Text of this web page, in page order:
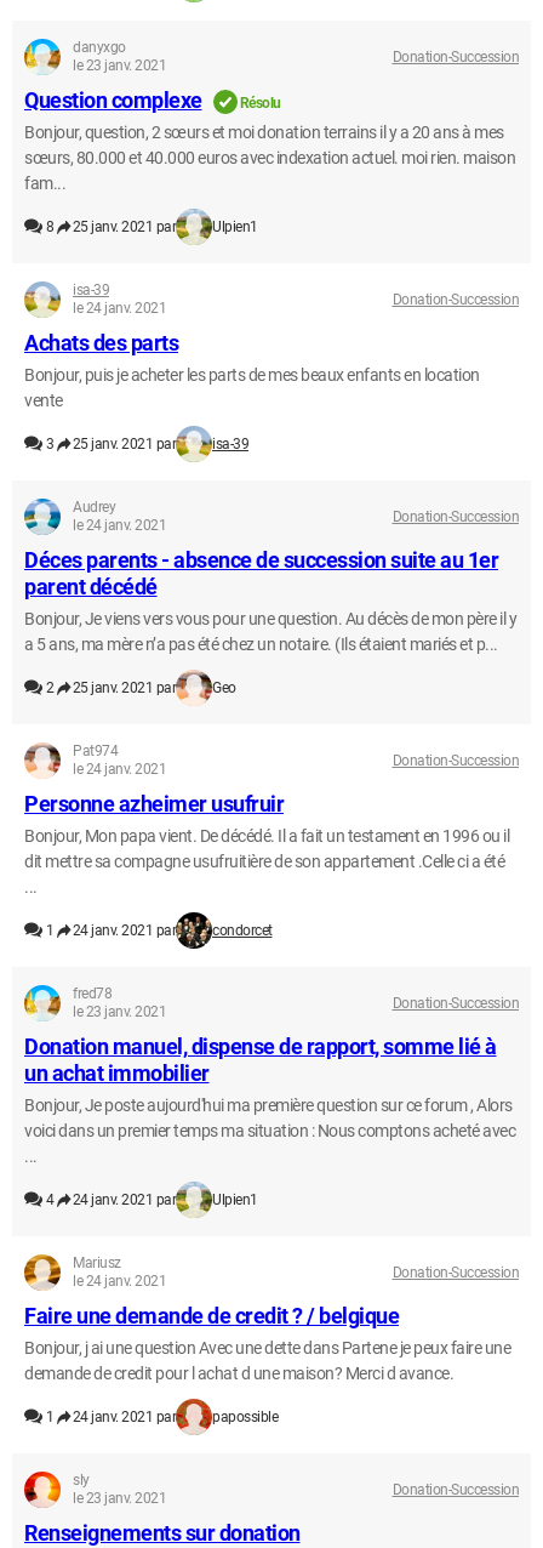
danyxgo
le 23 janv. 2021
Donation-Succession
Question complexe Résolu
Bonjour, question, 2 sœurs et moi donation terrains il y a 20 ans à mes
sœurs, 80.000 et 40.000 euros avec indexation actuel. moi rien. maison
fam...
8 25 janv. 2021 par Ulpien1
isa-39
le 24 janv. 2021
Donation-Succession
Achats des parts
Bonjour, puis je acheter les parts de mes beaux enfants en location
vente
3 25 janv. 2021 par isa-39
Audrey
le 24 janv. 2021
Donation-Succession
Déces parents - absence de succession suite au 1er
parent décédé
Bonjour, Je viens vers vous pour une question. Au décès de mon père il y
a 5 ans, ma mère n’a pas été chez un notaire. (Ils étaient mariés et p...
2 25 janv. 2021 par Geo
Pat974
le 24 janv. 2021
Donation-Succession
Personne azheimer usufruir
Bonjour, Mon papa vient. De décédé. Il a fait un testament en 1996 ou il
dit mettre sa compagne usufruitière de son appartement .Celle ci a été
...
1 24 janv. 2021 par condorcet
fred78
le 23 janv. 2021
Donation-Succession
Donation manuel, dispense de rapport, somme lié à
un achat immobilier
Bonjour, Je poste aujourd'hui ma première question sur ce forum , Alors
voici dans un premier temps ma situation : Nous comptons acheté avec
...
4 24 janv. 2021 par Ulpien1
Mariusz
le 24 janv. 2021
Donation-Succession
Faire une demande de credit ? / belgique
Bonjour, j ai une question Avec une dette dans Partene je peux faire une
demande de credit pour l achat d une maison? Merci d avance.
1 24 janv. 2021 par papossible
sly
le 23 janv. 2021
Donation-Succession
Renseignements sur donation